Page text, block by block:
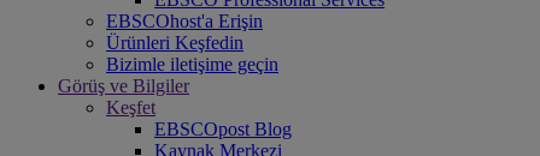
EBSCOhost'a Erişin
Ürünleri Keşfedin
Bizimle iletişime geçin
Görüş ve Bilgiler
Keşfet
EBSCOpost Blog
Kaynak Merkezi